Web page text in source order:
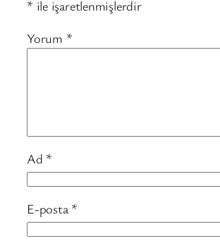
* ile işaretlenmişlerdir
Yorum *
Ad *
E-posta *